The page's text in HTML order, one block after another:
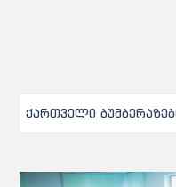
ქართველი